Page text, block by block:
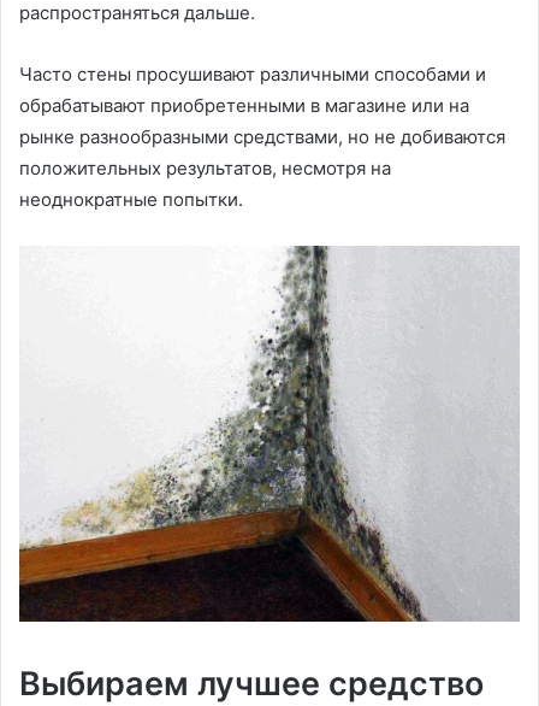
распространяться дальше.
Часто стены просушивают различными способами и
обрабатывают приобретенными в магазине или на
рынке разнообразными средствами, но не добиваются
положительных результатов, несмотря на
неоднократные попытки.
Выбираем лучшее средство